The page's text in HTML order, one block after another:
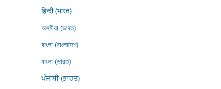
हिन्दी (भारत)
অসমীয়া (ভাৰত)
বাংলা (বাংলাদেশ)
বাংলা (ভারত)
ਪੰਜਾਬੀ (ਭਾਰਤ)